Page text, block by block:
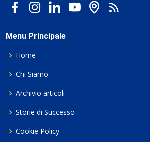
Menu Principale
Home
Chi Siamo
Archivio articoli
Storie di Successo
Cookie Policy